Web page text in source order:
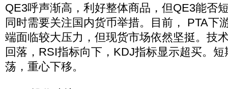
QE3呼声渐高，利好整体商品，但QE3能否
同时需要关注国内货币举措。目前， PTA下
端面临较大压力，但现货市场依然坚挺。技
回落，RSI指标向下，KDJ指标显示超买。
荡，重心下移。